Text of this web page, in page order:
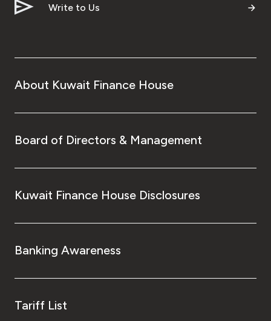
Write to Us
About Kuwait Finance House
Board of Directors & Management
Kuwait Finance House Disclosures
Banking Awareness
Tariff List